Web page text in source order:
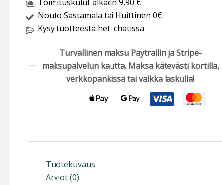
Toimituskulut alkaen 9,90 €
Nouto Sastamala tai Huittinen 0€
Kysy tuotteesta heti chatissa
Turvallinen maksu Paytrailin ja Stripe-
maksupalvelun kautta. Maksa kätevästi kortilla,
verkkopankissa tai vaikka laskulla!
Tuotekuvaus
Arviot (0)